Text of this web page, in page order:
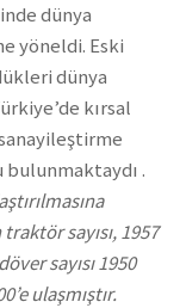
dünya
yöneldi. Eski
dünya
kırsal
bulunmaktaydı .
sayısı, 1957
sayısı 1950
ulaşmıştır.